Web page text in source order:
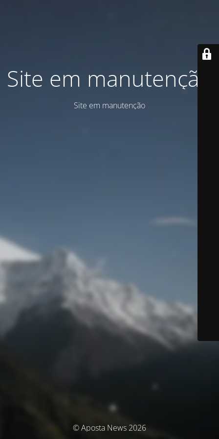
Site em manutenção
Site em manutenção
© Aposta News 2026